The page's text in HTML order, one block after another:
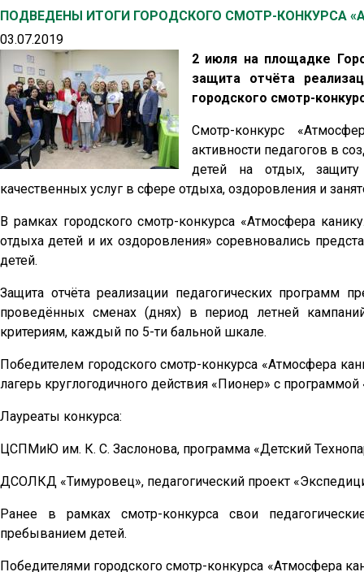
ПОДВЕДЕНЫ ИТОГИ ГОРОДСКОГО СМОТР-КОНКУРСА
03.07.2019
2 июля на площадке
защита отчёта
городского смотр-
Смотр-конкурс
активности педагогов в
детей на отдых,
качественных услуг в сфере отдыха, оздоровления и
В рамках городского смотр-конкурса «Атмосфера
отдыха детей и их оздоровления» соревновались
детей.
Защита отчёта реализации педагогических программ
проведённых сменах (днях) в период летней
критериям, каждый по 5-ти бальной шкале.
Победителем городского смотр-конкурса «Атмосфера
лагерь круглогодичного действия «Пионер» с
Лауреаты конкурса:
ЦСПМиЮ им. К. С. Заслонова, программа «Детский
ДСОЛКД «Тимуровец», педагогический проект
Ранее в рамках смотр-конкурса свои
пребыванием детей.
Победителями городского смотр-конкурса «Атмосфера